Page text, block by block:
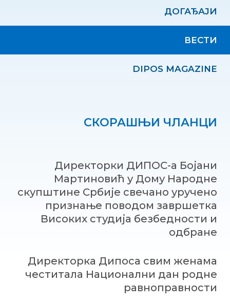
ДОГАЂАЈИ
ВЕСТИ
DIPOS MAGAZINE
СКОРАШЊИ ЧЛАНЦИ
Директорки ДИПОС-а Бојани
Мартиновић у Дому Народне
скупштине Србије свечано уручено
признање поводом завршетка
Високих студија безбедности и
одбране
Директорка Дипоса свим женама
честитала Национални дан родне
равноправности